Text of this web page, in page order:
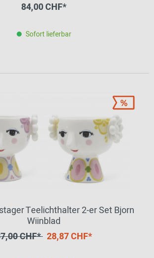
84,00 CHF*
Sofort lieferbar
Teelichthalter 2-er Set Bjorn
Wiinblad
CHF* 28,87 CHF*